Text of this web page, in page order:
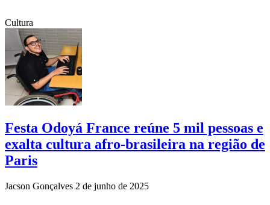
Cultura
Festa Odoyá France reúne 5 mil pessoas e
exalta cultura afro-brasileira na região de
Paris
Jacson Gonçalves 2 de junho de 2025